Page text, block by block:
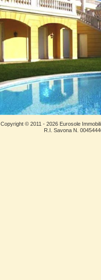
Copyright © 2011 - 2026 Eurosole
R.I. Savona N.